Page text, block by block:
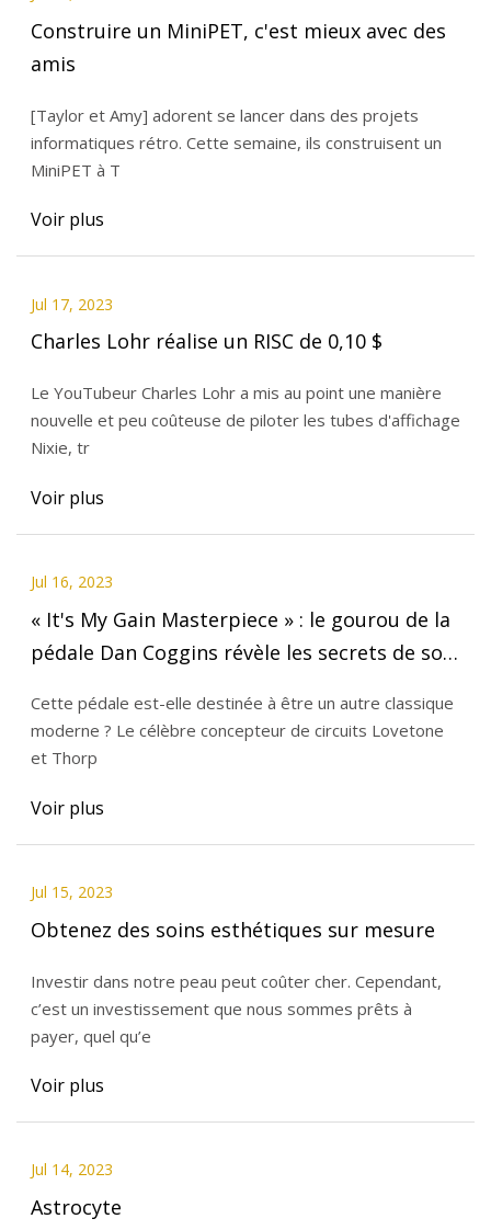
Construire un MiniPET, c'est mieux avec des
amis
[Taylor et Amy] adorent se lancer dans des projets
informatiques rétro. Cette semaine, ils construisent un
MiniPET à T
Voir plus
Jul 17, 2023
Charles Lohr réalise un RISC de 0,10 $
Le YouTubeur Charles Lohr a mis au point une manière
nouvelle et peu coûteuse de piloter les tubes d'affichage
Nixie, tr
Voir plus
Jul 16, 2023
« It's My Gain Masterpiece » : le gourou de la
pédale Dan Coggins révèle les secrets de son
Cette pédale est-elle destinée à être un autre classique
moderne ? Le célèbre concepteur de circuits Lovetone
et Thorp
Voir plus
Jul 15, 2023
Obtenez des soins esthétiques sur mesure
Investir dans notre peau peut coûter cher. Cependant,
c’est un investissement que nous sommes prêts à
payer, quel qu’e
Voir plus
Jul 14, 2023
Astrocyte